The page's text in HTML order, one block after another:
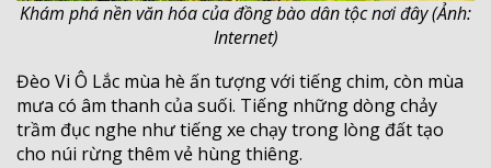
Khám phá nền văn hóa của đồng bào dân tộc nơi đây (Ảnh:
Internet)
Đèo Vi Ô Lắc mùa hè ấn tượng với tiếng chim, còn mùa
mưa có âm thanh của suối. Tiếng những dòng chảy
trầm đục nghe như tiếng xe chạy trong lòng đất tạo
cho núi rừng thêm vẻ hùng thiêng.